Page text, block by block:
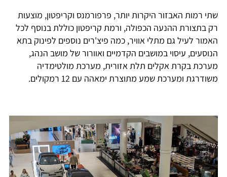
שתי רמות האבזור היקרות יותר, פרפורמנס וקריפטון, מוצעות
רק בתצורת ההנעה הכפולה, ורמת קריפטון כוללת בנוסף לכל
האמור לעיל גם מתלי אוויר, כמה פיצ'רים נוספים לפינוק בתא
הנוסעים, עיסוי במושבים הקדמיים ואוורור של מושב הנהג,
מערכת בקרת אקלים תלת אזורית, מערכת מולטימדיה
משודרגת ומערכת שמע מתוצרת ימאהה עם 12 רמקולים.